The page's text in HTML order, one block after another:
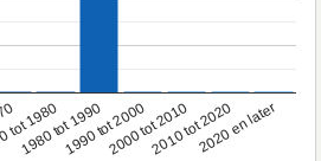
1980
1980 tot 19901990 tot 20002000 tot 20102010 tot 20202020 en later